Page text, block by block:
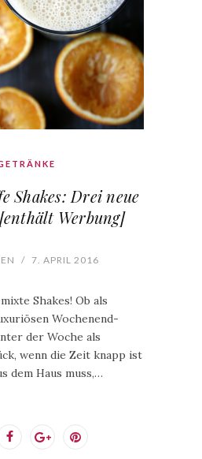
Shakes: Drei neue
Werbung]
/ 7. APRIL 2016
Shakes! Ob als
Wochenend-
der Woche als
wenn die Zeit knapp ist
dem Haus muss,…